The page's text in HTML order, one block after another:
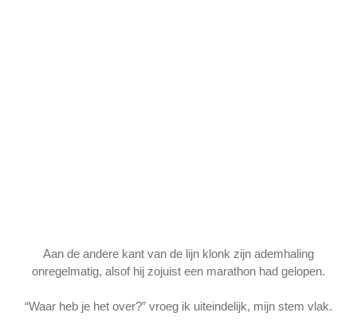
Aan de andere kant van de lijn klonk zijn ademhaling
onregelmatig, alsof hij zojuist een marathon had gelopen.
“Waar heb je het over?” vroeg ik uiteindelijk, mijn stem vlak.